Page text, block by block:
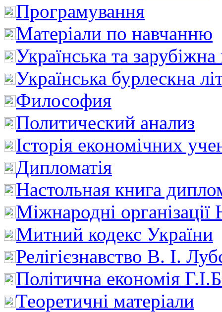
Програмування
Матеріали по навчанню
Українська та зарубіжна
Українська бурлескна
Философия
Политический анализ
Історія економічних
Дипломатія
Настольная книга
Міжнародні
Митний кодекс України
Релігієзнавство В. І.
Політична економія
Теоретичні матеріали